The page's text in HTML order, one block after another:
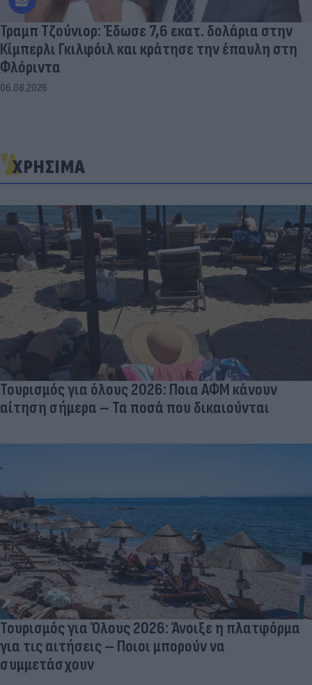
Τραμπ Τζούνιορ: Έδωσε 7,6 εκατ. δολάρια στην
Κίμπερλι Γκιλφόιλ και κράτησε την έπαυλη στη
Φλόριντα
06.08.2026
ΧΡΗΣΙΜΑ
Τουρισμός για όλους 2026: Ποια ΑΦΜ κάνουν
αίτηση σήμερα – Τα ποσά που δικαιούνται
Τουρισμός για Όλους 2026: Άνοιξε η πλατφόρμα
για τις αιτήσεις – Ποιοι μπορούν να
συμμετάσχουν